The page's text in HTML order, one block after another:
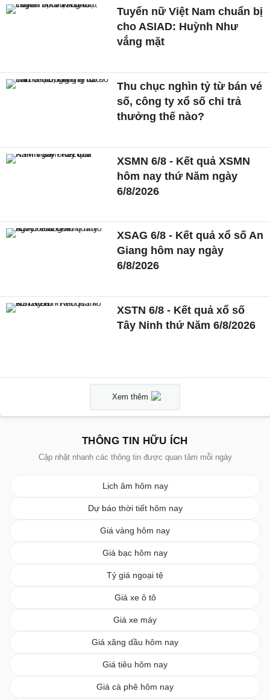
Tuyển nữ Việt Nam chuẩn bị
cho ASIAD: Huỳnh Như
vắng mặt
Thu chục nghìn tỷ từ bán vé
số, công ty xổ số chi trả
thưởng thế nào?
XSMN 6/8 - Kết quả XSMN
hôm nay thứ Năm ngày
6/8/2026
XSAG 6/8 - Kết quả xổ số An
Giang hôm nay ngày
6/8/2026
XSTN 6/8 - Kết quả xổ số
Tây Ninh thứ Năm 6/8/2026
Xem thêm
THÔNG TIN HỮU ÍCH
Cập nhật nhanh các thông tin được quan tâm mỗi ngày
Lịch âm hôm nay
Dự báo thời tiết hôm nay
Giá vàng hôm nay
Giá bạc hôm nay
Tỷ giá ngoại tệ
Giá xe ô tô
Giá xe máy
Giá xăng dầu hôm nay
Giá tiêu hôm nay
Giá cà phê hôm nay